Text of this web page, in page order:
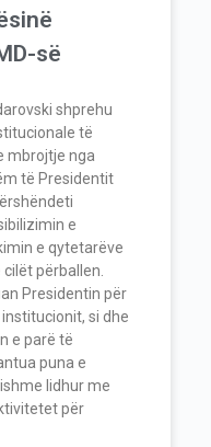
së
shprehu
të
mbrojtje nga
të Presidentit
e
e qytetarëve
përballen.
Presidentin për
si dhe
e parë të
puna e
lidhur me
për